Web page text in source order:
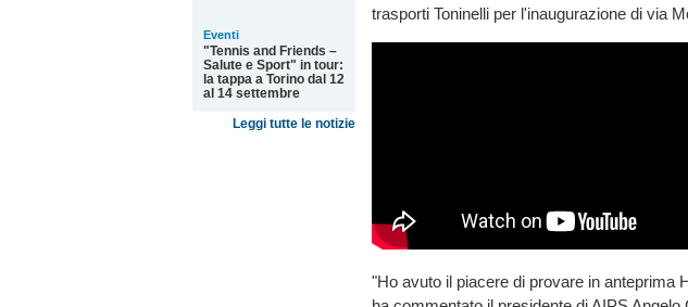
Eventi
"Tennis and Friends –
Salute e Sport" in tour:
la tappa a Torino dal 12
al 14 settembre
Leggi tutte le notizie
trasporti Toninelli per l'inaugurazione di via
"Ho avuto il piacere di provare in anteprima